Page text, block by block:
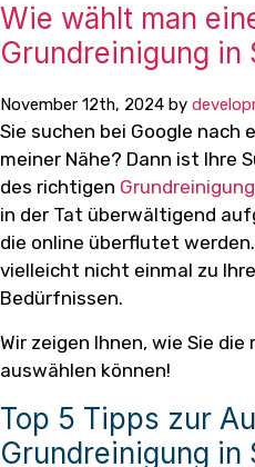
Wie wählt man
Grundreinigung in
November 12th, 2024 by
Sie suchen bei Google nach
meiner Nähe? Dann ist Ihre
des richtigen
in der Tat überwältigend
die online überflutet
vielleicht nicht einmal zu
Bedürfnissen.
Wir zeigen Ihnen, wie Sie
auswählen können!
Top 5 Tipps zur
Grundreinigung in